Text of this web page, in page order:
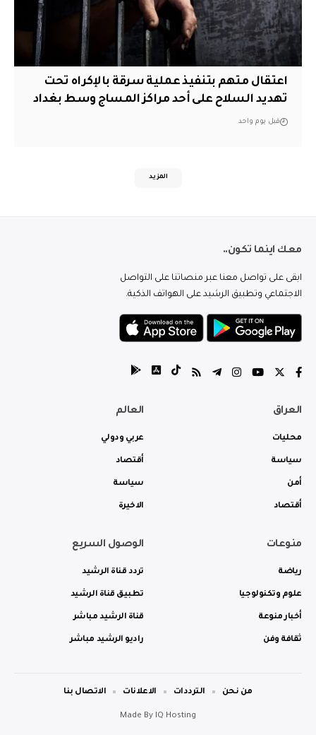
اعتقال متهم بتنفيذ عملية سرقة بالإكراه تحت
تهديد السلاح على أحد مراكز المساج وسط بغداد
قبل يوم واحد
المزيد
معك اينما تكون..
ابقى على تواصل معنا عبر منصاتنا على التواصل
الاجتماعي وتطبيق الرشيد على الهواتف الذكية.
العراق
محليات
سياسة
أمن
أقتصاد
العالم
عربي ودولي
أقتصاد
سياسة
الاخيرة
منوعات
رياضة
علوم وتكنولوجيا
أخبار منوعة
ثقافة وفن
الوصول السريع
تردد قناة الرشيد
تطبيق قناة الرشيد
قناة الرشيد مباشر
راديو الرشيد مباشر
Made By IQ Hosting
من نحن الترددات الاعلانات الاتصال بنا